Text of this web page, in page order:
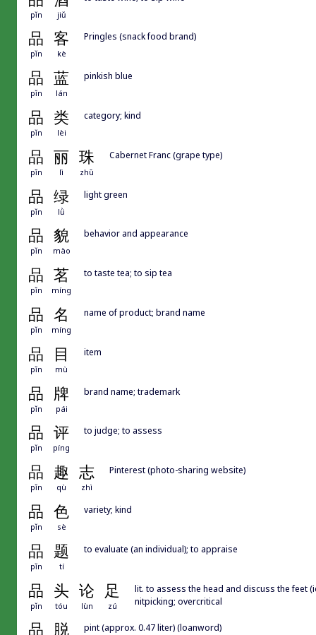
pǐn jiǔ
品 客
pǐn kè
Pringles (snack food brand)
品 蓝
pǐn lán
pinkish blue
品 类
pǐn lèi
category; kind
品 丽 珠
pǐn lì zhū
Cabernet Franc (grape type)
品 绿
pǐn lǜ
light green
品 貌
pǐn mào
behavior and appearance
品 茗
pǐn míng
to taste tea; to sip tea
品 名
pǐn míng
name of product; brand name
品 目
pǐn mù
item
品 牌
pǐn pái
brand name; trademark
品 评
pǐn píng
to judge; to assess
品 趣 志
pǐn qù zhì
Pinterest (photo-sharing website)
品 色
pǐn sè
variety; kind
品 题
pǐn tí
to evaluate (an individual); to appraise
品 头 论 足
pǐn tóu lùn zú
lit. to assess the head and discuss the feet
nitpicking; overcritical
品 脱 pint (approx. 0.47 liter) (loanword)